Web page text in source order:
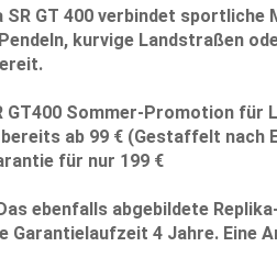
SR GT 400 verbindet
kurvige Landstraßen
GT400 Sommer-Promotion für
ab 99 €(Gestaffelt nach
für nur 199 €
ebenfalls abgebildete
Garantielaufzeit 4 Jahre. Eine